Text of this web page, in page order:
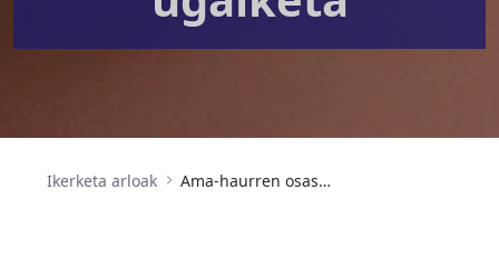
Ikerketa arloak Ama-haurren osasuna eta laguntza bidezko ugalketa